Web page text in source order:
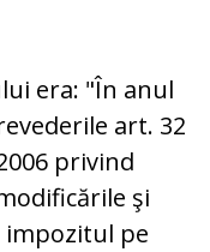
era: "În anul
art. 32
privind
şi
pe